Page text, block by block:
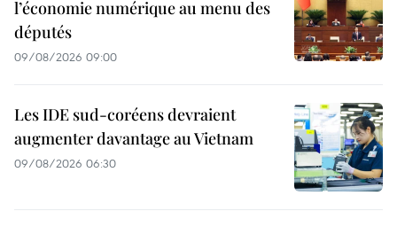
l’économie numérique au menu des
députés
09/08/2026 09:00
Les IDE sud-coréens devraient
augmenter davantage au Vietnam
09/08/2026 06:30